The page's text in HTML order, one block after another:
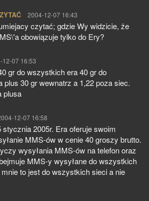
pisze:
2004-12-07 16:43
czytać; gdzie Wy widzicie, że
obowiązuje tylko do Ery?
12-07 16:53
gr do wszystkich era 40 gr do
plus 30 gr wewnatrz a 1,22 poza siec.
plusa
12-07 16:58
stycznia 2005r. Era oferuje swoim
MMS-ów w cenie 40 groszy brutto.
wysyłania MMS-ów na telefon oraz
MMS-y wysyłane do wszystkich
to jest do wszystkich sieci a nie